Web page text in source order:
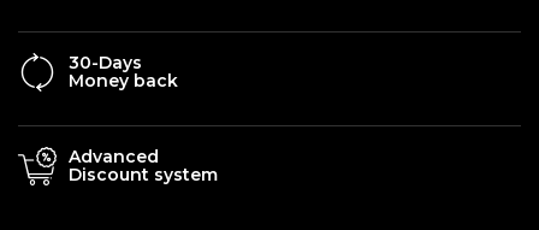
30-Days
Money back
Advanced
Discount system